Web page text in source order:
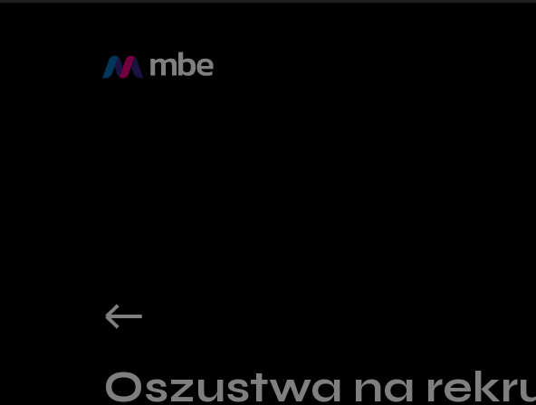
Oszustwa na